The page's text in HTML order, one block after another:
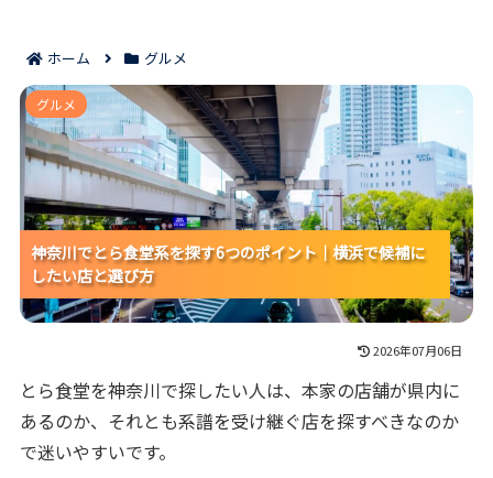
ホーム グルメ
神奈川でとら食堂系を探す6つのポイント｜横浜で候補
にしたい店と選び方
神奈川でとら食堂系を探す6つのポイント｜横浜で候補に
したい店と選び方
神奈川でとら食堂系を探す6つのポイント｜横浜で候補に
したい店と選び方
神奈川でとら食堂系を探す6つのポイント｜横浜で候補に
したい店と選び方
グルメ
2026年07月06日
とら食堂を神奈川で探したい人は、本家の店舗が県内に
あるのか、それとも系譜を受け継ぐ店を探すべきなのか
で迷いやすいです。